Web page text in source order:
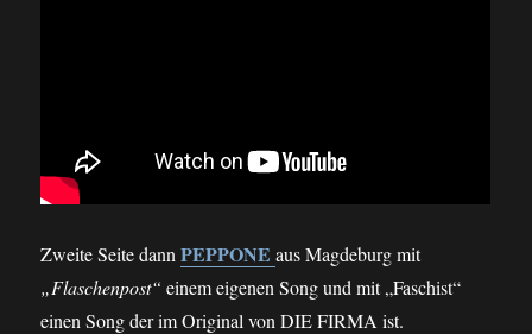
Zweite Seite dannPEPPONE aus Magdeburg mit
„Flaschenpost“ einem eigenen Song und mit „Faschist“
einen Song der im Original von DIE FIRMA ist.